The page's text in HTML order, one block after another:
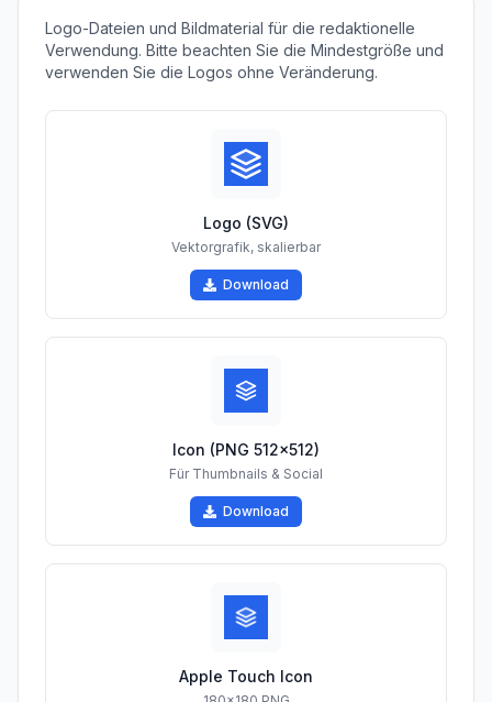
Logo-Dateien und Bildmaterial für die redaktionelle
Verwendung. Bitte beachten Sie die Mindestgröße und
verwenden Sie die Logos ohne Veränderung.
Logo (SVG)
Vektorgrafik, skalierbar
Download
Icon (PNG 512×512)
Für Thumbnails & Social
Download
Apple Touch Icon